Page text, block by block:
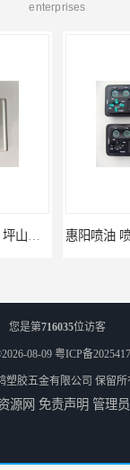
enterprises
坑梓喷油 喷涂加工 惠州电视盒喷涂
您是第716035位访客
08-09 粤ICP备
塑胶五金有限公司 保留所
源网 免责声明 管理